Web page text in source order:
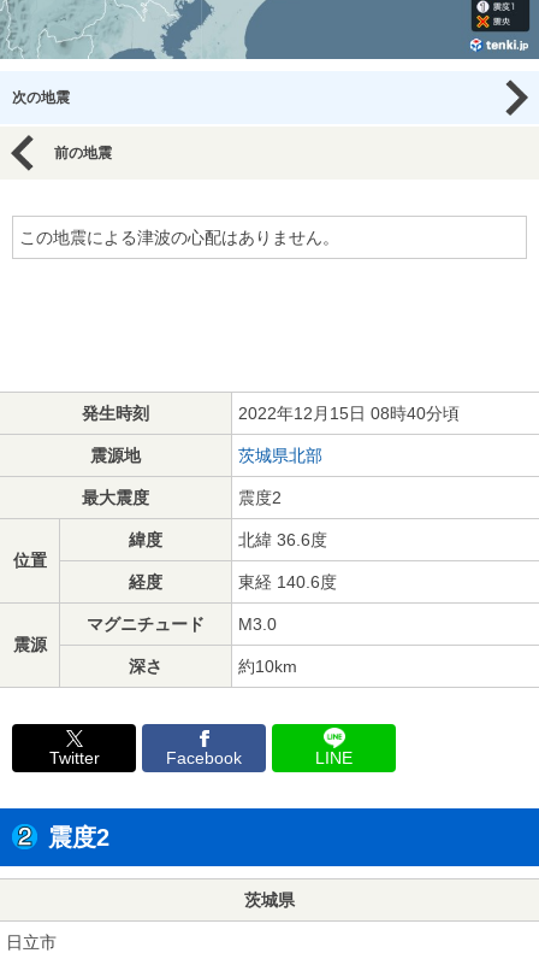
次の地震
前の地震
この地震による津波の心配はありません。
発生時刻 2022年12月15日 08時40分頃
震源地 茨城県北部
最大震度 震度2
位置
緯度 北緯 36.6度
経度 東経 140.6度
震源
マグニチュード M3.0
深さ 約10km
Twitter Facebook LINE
震度2
茨城県
日立市